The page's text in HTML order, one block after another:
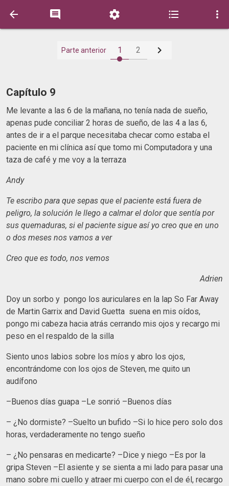
    
Parte anterior 1 2 
Capítulo 9
Me levante a las 6 de la mañana, no tenía nada de sueño,
apenas pude conciliar 2 horas de sueño, de las 4 a las 6,
antes de ir a el parque necesitaba checar como estaba el
paciente en mi clínica así que tomo mi Computadora y una
taza de café y me voy a la terraza
Andy
Te escribo para que sepas que el paciente está fuera de
peligro, la solución le llego a calmar el dolor que sentía por
sus quemaduras, si el paciente sigue así yo creo que en uno
o dos meses nos vamos a ver
Creo que es todo, nos vemos
Adrien
Doy un sorbo y pongo los auriculares en la lap So Far Away
de Martin Garrix and David Guetta suena en mis oídos,
pongo mi cabeza hacia atrás cerrando mis ojos y recargo mi
peso en el respaldo de la silla
Siento unos labios sobre los míos y abro los ojos,
encontrándome con los ojos de Steven, me quito un
audífono
–Buenos días guapa –Le sonrió –Buenos días
– ¿No dormiste? –Suelto un bufido –Si lo hice pero solo dos
horas, verdaderamente no tengo sueño
– ¿No pensaras en medicarte? –Dice y niego –Es por la
gripa Steven –El asiente y se sienta a mi lado para pasar una
mano sobre mi cuello y atraer mi cuerpo con el de él, recargo